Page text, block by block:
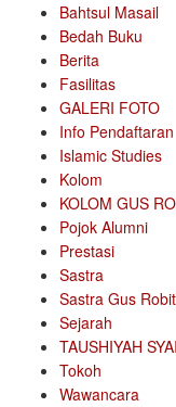
Bahtsul Masail
Bedah Buku
Berita
Fasilitas
GALERI FOTO
Info Pendaftaran
Islamic Studies
Kolom
KOLOM GUS
Pojok Alumni
Prestasi
Sastra
Sastra Gus
Sejarah
TAUSHIYAH
Tokoh
Wawancara